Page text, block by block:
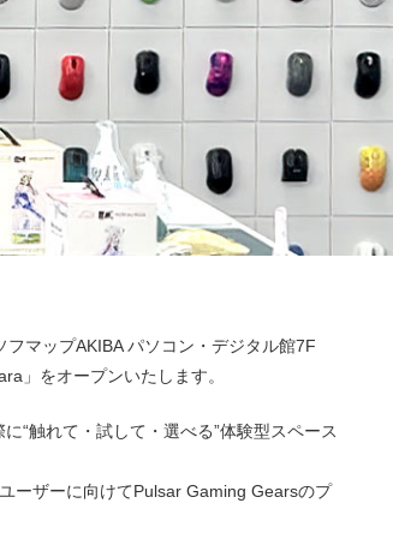
マップAKIBA パソコン・デジタル館7F
」をオープンいたします。
“触れて・試して・選べる”体験型スペース
ーザーに向けてPulsar Gaming Gearsのプ